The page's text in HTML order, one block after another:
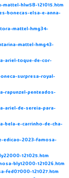
hlw58-121015.htm
bonecas-elsa-e-anna-
mattel-hmg34-
mattel-hmg43-
ariel-toque-de-cor-
surpresa-royal-
rapunzel-penteados-
ariel-de-sereia-para-
bela-e-carrinho-de-cha-
edicao-2023-famosa-
121025.htm
bly12000-121026.htm
fed07000-121027.htm